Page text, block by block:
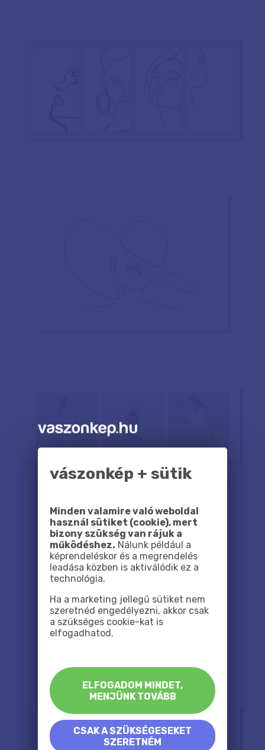
vászonkép + sütik
Minden valamire való weboldal
használ sütiket (cookie), mert
bizony szükség van rájuk a
működéshez. Nálunk például a
képrendeléskor és a megrendelés
leadása közben is aktiválódik ez a
technológia.
Ha a marketing jellegű sütiket nem
szeretnéd engedélyezni, akkor csak
a szükséges cookie-kat is
elfogadhatod.
ELFOGADOM MINDET,
MENJÜNK TOVÁBB
CSAK A SZÜKSÉGESEKET
SZERETNÉM